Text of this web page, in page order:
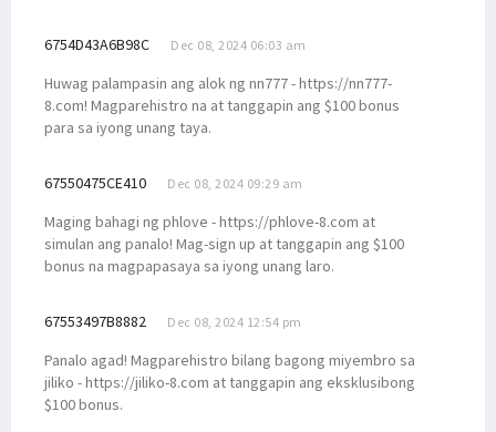
6754D43A6B98C Dec 08, 2024 06:03 am
Huwag palampasin ang alok ng nn777 - https://nn777-
8.com! Magparehistro na at tanggapin ang $100 bonus
para sa iyong unang taya.
67550475CE410 Dec 08, 2024 09:29 am
Maging bahagi ng phlove - https://phlove-8.com at
simulan ang panalo! Mag-sign up at tanggapin ang $100
bonus na magpapasaya sa iyong unang laro.
67553497B8882 Dec 08, 2024 12:54 pm
Panalo agad! Magparehistro bilang bagong miyembro sa
jiliko - https://jiliko-8.com at tanggapin ang eksklusibong
$100 bonus.